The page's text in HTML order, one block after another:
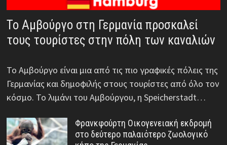
Το Αμβούργο στη Γερμανία προσκαλεί
τους τουρίστες στην πόλη των καναλιών
Το Αμβούργο είναι μια από τις πιο γραφικές πόλεις της
Γερμανίας και δημοφιλής στους τουρίστες από όλο τον
κόσμο. Το λιμάνι του Αμβούργου, η Speicherstadt…
Φρανκφούρτη Οικογενειακή εκδρομή
στο δεύτερο παλαιότερο ζωολογικό